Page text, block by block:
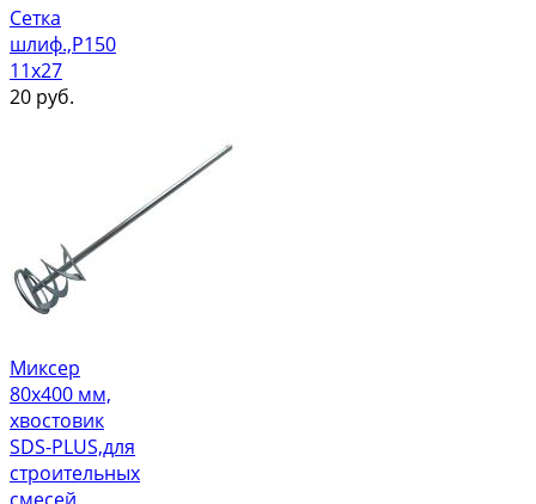
Сетка
шлиф.,Р150
11х27
20 руб.
Миксер
80х400 мм,
хвостовик
SDS-PLUS,для
строительных